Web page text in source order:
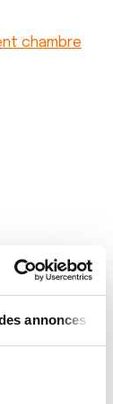
annonces
chambre